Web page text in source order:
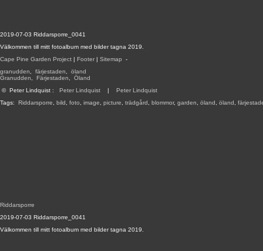
2019-07-03 Riddarsporre_0041
Välkommen till mitt fotoalbum med bilder tagna 2019.
Cape Pine Garden Project | Footer | Sitemap -
granudden
färjestaden
öland
Granudden
Färjestaden
Öland
© Peter Lindquist : Peter Lindquist | Peter Lindquist
Tags: Riddarsporre bild foto image picture trädgård blommor, garden öland öland
Riddarsporre
2019-07-03 Riddarsporre_0041
Välkommen till mitt fotoalbum med bilder tagna 2019.